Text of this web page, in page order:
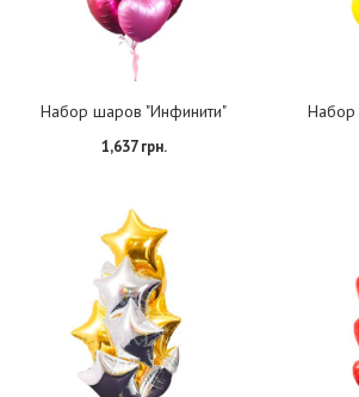
Набор шаров "Инфинити"
1,637 грн.
Набор